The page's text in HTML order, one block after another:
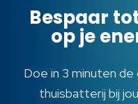
Bespaar
op je
Doe in 3 minuten
thuisbatterij bij